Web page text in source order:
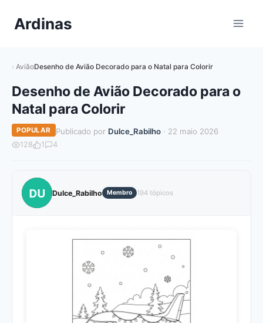
paraArdinas
AviãoDesenho de Avião Decorado para o Natal para Colorir
Desenho de Avião Decorado para o
Natal para Colorir
POPULAR Publicado por Dulce_Rabilho· 22 maio 2026
128 1 4
DU Dulce_Rabilho Membro 194 tópicos